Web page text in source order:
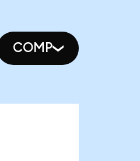
COMP